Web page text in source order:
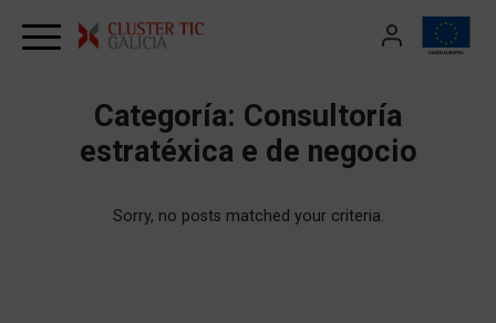
Categoría: Consultoría
estratéxica e de negocio
Sorry, no posts matched your criteria.